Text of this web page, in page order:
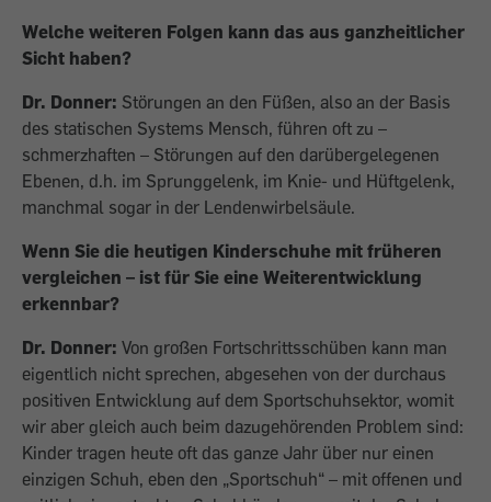
Welche weiteren Folgen kann das aus ganzheitlicher
Sicht haben?
Dr. Donner: Störungen an den Füßen, also an der Basis
des statischen Systems Mensch, führen oft zu –
schmerzhaften – Störungen auf den darübergelegenen
Ebenen, d.h. im Sprunggelenk, im Knie- und Hüftgelenk,
manchmal sogar in der Lendenwirbelsäule.
Wenn Sie die heutigen Kinderschuhe mit früheren
vergleichen – ist für Sie eine Weiterentwicklung
erkennbar?
Dr. Donner: Von großen Fortschrittsschüben kann man
eigentlich nicht sprechen, abgesehen von der durchaus
positiven Entwicklung auf dem Sportschuhsektor, womit
wir aber gleich auch beim dazugehörenden Problem sind:
Kinder tragen heute oft das ganze Jahr über nur einen
einzigen Schuh, eben den „Sportschuh“ – mit offenen und